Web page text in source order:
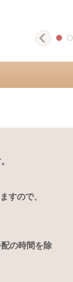
すので、
の時間を除